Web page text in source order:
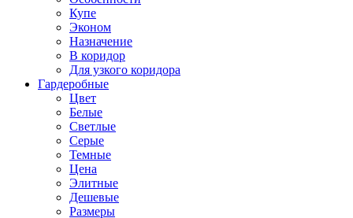
Купе
Эконом
Назначение
В коридор
Для узкого коридора
Гардеробные
Цвет
Белые
Светлые
Серые
Темные
Цена
Элитные
Дешевые
Размеры